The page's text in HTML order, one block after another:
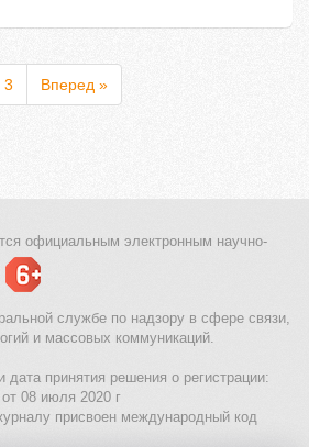
3 Вперед »
официальным электронным научно-
службе по надзору в сфере связи,
и массовых коммуникаций.
дата принятия решения о регистрации:
08 июля 2020 г
присвоен международный код